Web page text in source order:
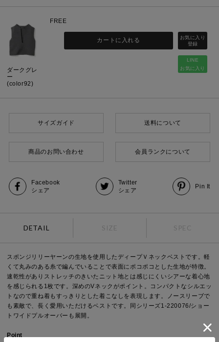
ダークグレ
ー
(color92)
FREE
LINE
お気に入り
カートに入れる
サイズガイド 送料について
商品のお問い合わせ 会員ランクについて
Facebook
シェア
Twitter
シェア
Pin It
DETAIL SIZE SPEC
スポンジリリーヤーンの生地を使用したディープＶネックベストです。軽
くて丸みのある糸で編んでいることで表面にポコポコとした生地が特徴。
速乾性がありストレッチのきいたニット地とは感じにくいシアーな着心地
を感じられる1枚です。深めのVネックがポイント。コンパクトなシルエッ
トなので重ね着もすっきりとした着こなしを表現します。ノースリーブで
も素敵で、長く愛用いただけるベストです。同シリーズ1-220076/ショー
トワイドプルオーバーも展開。
Point